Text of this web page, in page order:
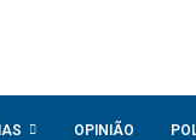
OPINIÃO